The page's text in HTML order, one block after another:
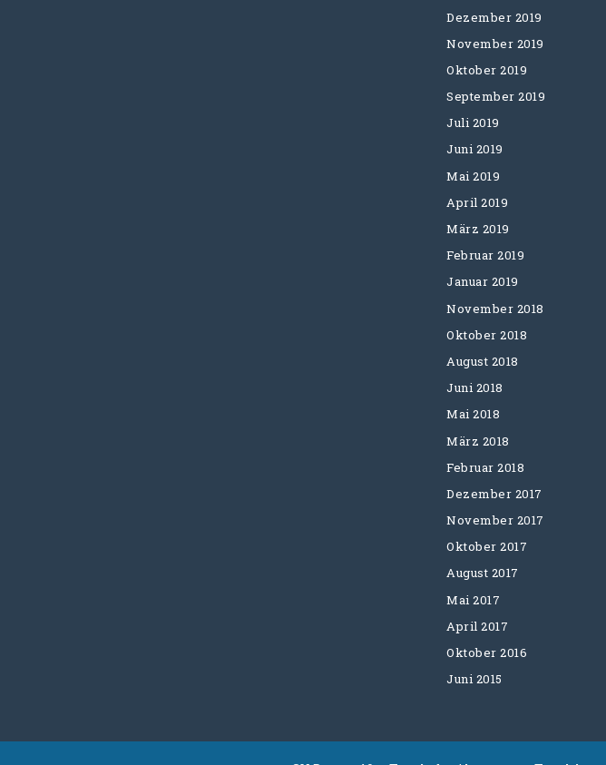
Dezember 2019
November 2019
Oktober 2019
September 2019
Juli 2019
Juni 2019
Mai 2019
April 2019
März 2019
Februar 2019
Januar 2019
November 2018
Oktober 2018
August 2018
Juni 2018
Mai 2018
März 2018
Februar 2018
Dezember 2017
November 2017
Oktober 2017
August 2017
Mai 2017
April 2017
Oktober 2016
Juni 2015